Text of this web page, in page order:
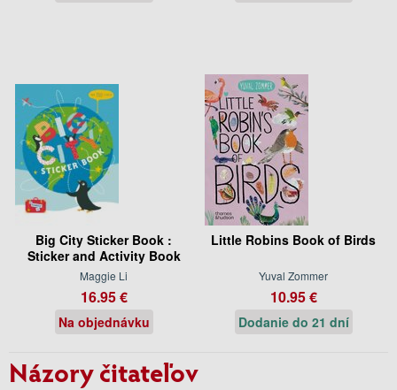
Big City Sticker Book :
Sticker and Activity Book
Maggie Li
16.95 €
Na objednávku
Little Robins Book of Birds
Yuval Zommer
10.95 €
Dodanie do 21 dní
Názory čitateľov